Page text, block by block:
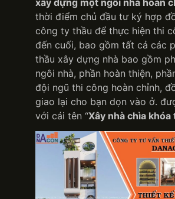
thời điểm chủ đầu tư ký hợp
công ty thầu để thực hiện thi
đến cuối, bao gồm tất cả các
thầu xây dựng nhà bao gồm
ngôi nhà, phần hoàn thiện,
đội ngũ thi công hoàn chỉnh,
giao lại cho bạn dọn vào ở.
với cái tên “Xây nhà chìa khóa